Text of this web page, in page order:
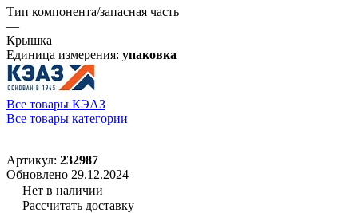
Тип компонента/запасная часть
—
Крышка
Единица измерения: упаковка
Все товары КЭАЗ
Все товары категории
Артикул: 232987
Обновлено 29.12.2024
Нет в наличии
Рассчитать доставку